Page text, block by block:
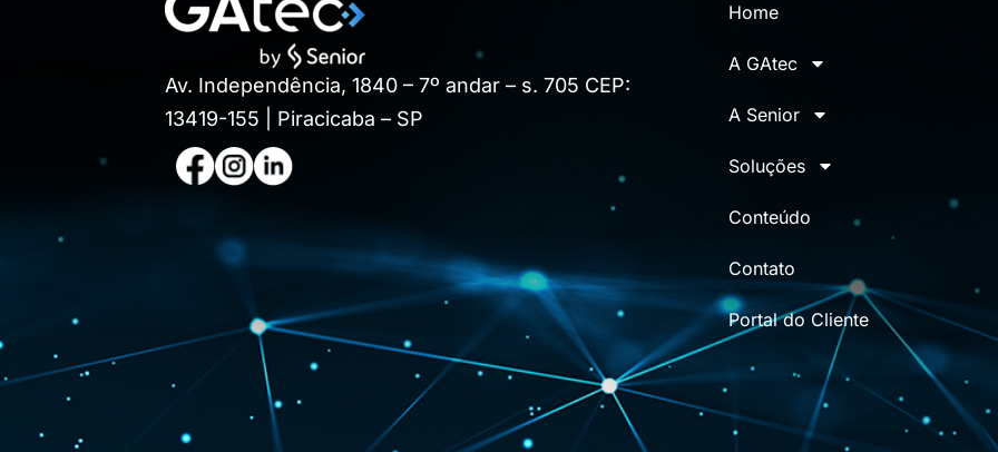
Av. Independência, 1840 – 7º andar – s. 705 CEP:
13419-155 | Piracicaba – SP
Home
A GAtec
A Senior
Soluções
Conteúdo
Contato
Portal do Cliente